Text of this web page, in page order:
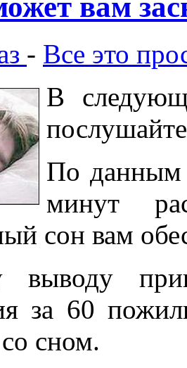
вам
- Все это
В
По данным
минут
сон вам
выводу
за 60
сном.